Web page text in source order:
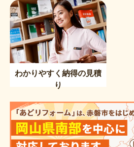
わかりやすく納得の見積
り